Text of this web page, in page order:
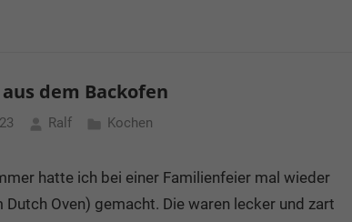
dem Backofen
Ralf Kochen
hatte ich bei einer Familienfeier mal wieder
Dutch Oven) gemacht. Die waren lecker und zart